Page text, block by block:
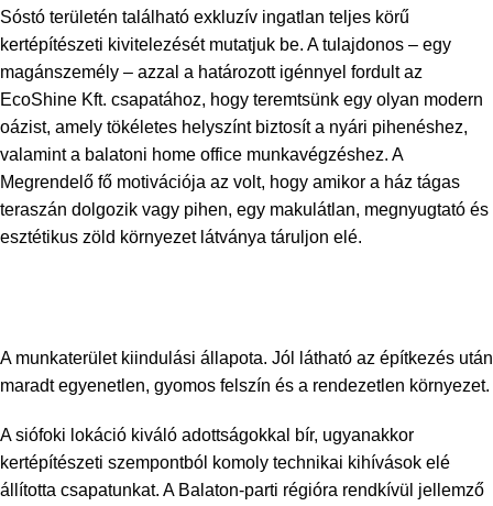
Sóstó területén található exkluzív ingatlan teljes körű
kertépítészeti kivitelezését mutatjuk be. A tulajdonos – egy
magánszemély – azzal a határozott igénnyel fordult az
EcoShine Kft. csapatához, hogy teremtsünk egy olyan modern
oázist, amely tökéletes helyszínt biztosít a nyári pihenéshez,
valamint a balatoni home office munkavégzéshez. A
Megrendelő fő motivációja az volt, hogy amikor a ház tágas
teraszán dolgozik vagy pihen, egy makulátlan, megnyugtató és
esztétikus zöld környezet látványa táruljon elé.
A munkaterület kiindulási állapota. Jól látható az építkezés után
maradt egyenetlen, gyomos felszín és a rendezetlen környezet.
A siófoki lokáció kiváló adottságokkal bír, ugyanakkor
kertépítészeti szempontból komoly technikai kihívások elé
állította csapatunkat. A Balaton-parti régióra rendkívül jellemző